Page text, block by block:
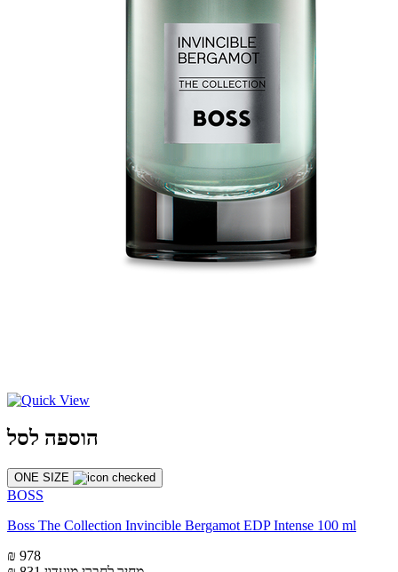
הוספה לסל
ONE SIZE
BOSS
Boss The Collection Invincible Bergamot EDP Intense 100 ml
₪ 978